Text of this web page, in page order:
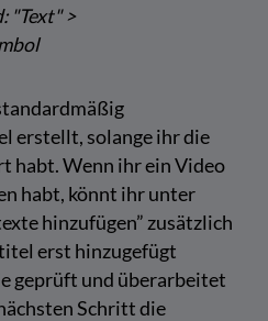
"Text" >
erstellt, solange ihr die
habt. Wenn ihr ein Video
habt, könnt ihr unter
hinzufügen” zusätzlich
erst hinzugefügt
geprüft und überarbeitet
Schritt die